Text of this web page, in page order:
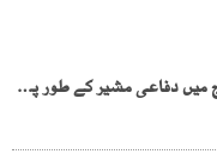
راحیل شریف کا دورہ سعودیہ عرب....اسلامی فوج میں دفاعی مشیر کے طور پر تقرری کا امکان